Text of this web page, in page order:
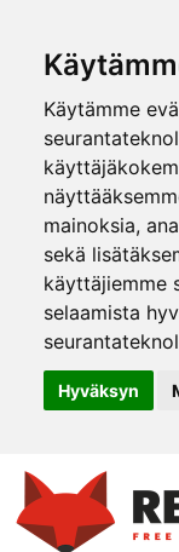
Käytämme
mainoksia,
sekä
käyttäjiemme
selaamista
Hyväksyn